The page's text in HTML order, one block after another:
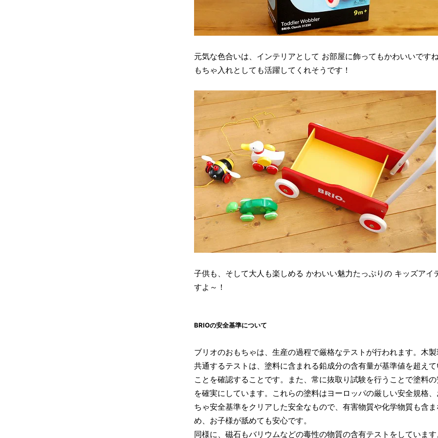
元気な色合いは、インテリアとして お部屋に飾ってもかわいいです
もちゃ入れとしても活躍してくれそうです！
子供も、そして大人も楽しめる かわいい魅力たっぷりの キッズアイ
すよ～！
BRIOの安全基準について
ブリオのおもちゃは、生産の過程で厳格なテストが行われます。木
共通するテストは、塗料に含まれる鉛成分の含有量が基準値を超え
ことを確認することです。また、常に抜取り試験を行うことで塗料
を確実にしています。これらの塗料はヨーロッパの厳しい安全規格
ちゃ安全基準をクリアした安全なもので、有害物質や化学物質も含
め、お子様が舐めても安心です。
同様に、磁石もバリウムなどの毒性の物質の含有テストをしていま